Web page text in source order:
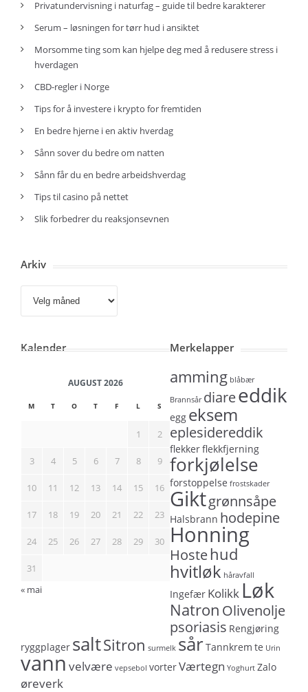
Privatundervisning i naturfag – guide til bedre karakterer
Serum – løsningen for tørr hud i ansiktet
Morsomme ting som kan hjelpe deg med å redusere stress i
hverdagen
CBD-regler i Norge
Tips for å investere i krypto for fremtiden
En bedre hjerne i en aktiv hverdag
Sånn sover du bedre om natten
Sånn får du en bedre arbeidshverdag
Tips til casino på nettet
Slik forbedrer du reaksjonsevnen
Arkiv
Kalender
AUGUST 2026
M T O T F L S
1 2
3 4 5 6 7 8 9
10 11 12 13 14 15 16
17 18 19 20 21 22 23
24 25 26 27 28 29 30
31
« mai
Merkelapper
amming blåbær
Brannsår diareeddik
egg eksem
eplesidereddik
flekkerflekkfjerning
forkjølelse
forstoppelse frostskader
Giktgrønnsåpe
Halsbrann hodepine
Honning
Hostehud
hvitløk håravfall
Ingefær Kolikk Løk
Natron Olivenolje
psoriasis Rengjøring
ryggplager saltSitron surmelk sårTannkrem te Urin
vann velvære vepsebol vorterVærtegn Yoghurt Zalo
øreverk